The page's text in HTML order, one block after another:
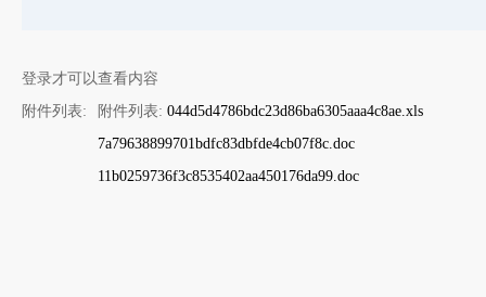
登录才可以查看内容
附件列表:
附件列表: 044d5d4786bdc23d86ba6305aaa4c8ae.xls
7a79638899701bdfc83dbfde4cb07f8c.doc
11b0259736f3c8535402aa450176da99.doc